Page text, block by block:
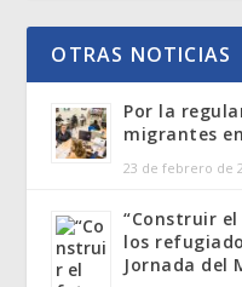
OTRAS NOTICIAS
Por la
migrantes
23 de febrero de
“Construir
los
Jornada del